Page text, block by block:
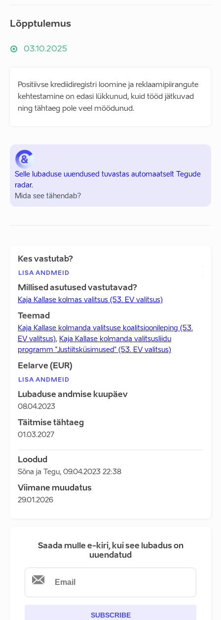
Lõpptulemus
03.10.2025
Positiivse krediidiregistri loomine ja reklaamipiirangute
kehtestamine on edasi lükkunud, kuid tööd jätkuvad
ning tähtaeg pole veel möödunud.
Selle lubaduse uuendused tuvastas automaatselt Tegude
radar.
Mida see tähendab?
Kes vastutab?
LISA ANDMEID
Millised asutused vastutavad?
Kaja Kallase kolmas valitsus (53. EV valitsus)
Teemad
Kaja Kallase kolmanda valitsuse koalitsioonileping (53.
EV valitsus), Kaja Kallase kolmanda valitsusliidu
programm "Justiitsküsimused" (53. EV valitsus)
Eelarve (EUR)
LISA ANDMEID
Lubaduse andmise kuupäev
08.04.2023
Täitmise tähtaeg
01.03.2027
Loodud
Sõna ja Tegu, 09.04.2023 22:38
Viimane muudatus
29.01.2026
Saada mulle e-kiri, kui see lubadus on
uuendatud
SUBSCRIBE